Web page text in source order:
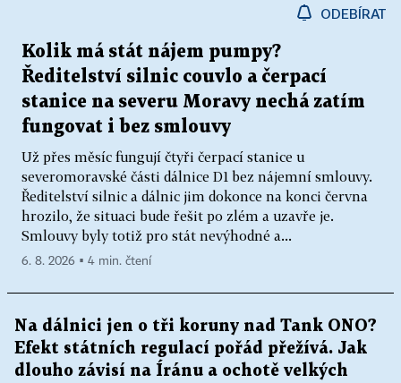
ODEBÍRAT
Kolik má stát nájem pumpy?
Ředitelství silnic couvlo a čerpací
stanice na severu Moravy nechá zatím
fungovat i bez smlouvy
Už přes měsíc fungují čtyři čerpací stanice u
severomoravské části dálnice D1 bez nájemní smlouvy.
Ředitelství silnic a dálnic jim dokonce na konci června
hrozilo, že situaci bude řešit po zlém a uzavře je.
Smlouvy byly totiž pro stát nevýhodné a...
6. 8. 2026 ▪ 4 min. čtení
Na dálnici jen o tři koruny nad Tank ONO?
Efekt státních regulací pořád přežívá. Jak
dlouho závisí na Íránu a ochotě velkých